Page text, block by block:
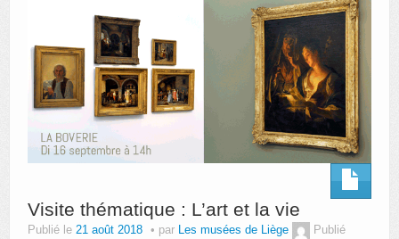
Visite thématique : L’art et la vie
Publié le 21 août 2018 par Les musées de Liège
Publié